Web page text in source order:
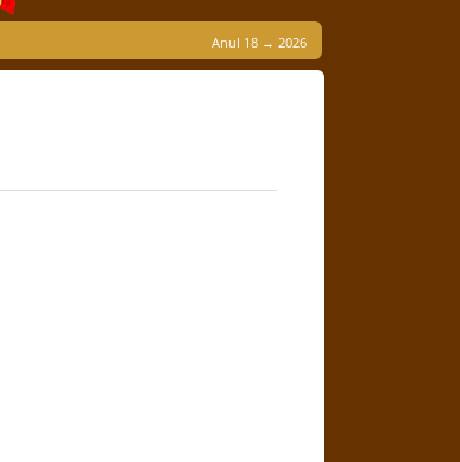
Anul 18 → 2026